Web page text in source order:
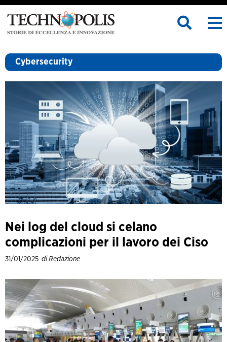
Cybersecurity
Nei log del cloud si celano
complicazioni per il lavoro dei Ciso
31/01/2025 di Redazione